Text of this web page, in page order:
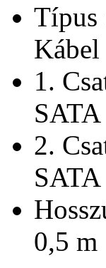
Típus
Kábel
1.
SATA
2.
SATA
0,5 m